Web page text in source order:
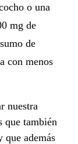
o una
mg de
de
con menos
nuestra
que también
que además